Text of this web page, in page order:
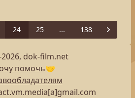
24 25 ... 138 Next
2026, dok-film.net
помочь🤝